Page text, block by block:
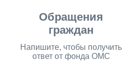
Обращения
граждан
Напишите, чтобы получить
ответ от фонда ОМС